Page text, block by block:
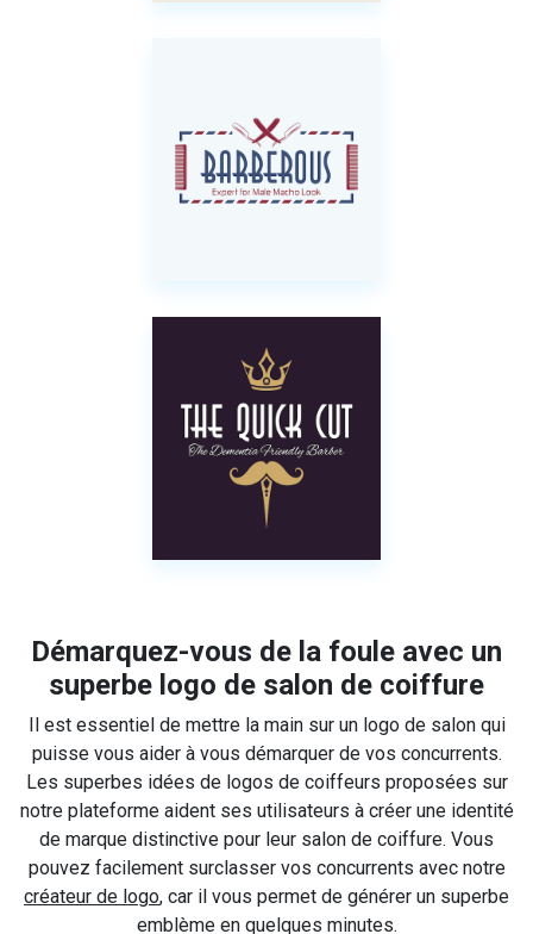
Démarquez-vous de la foule avec un
superbe logo de salon de coiffure
Il est essentiel de mettre la main sur un logo de salon qui
puisse vous aider à vous démarquer de vos concurrents.
Les superbes idées de logos de coiffeurs proposées sur
notre plateforme aident ses utilisateurs à créer une identité
de marque distinctive pour leur salon de coiffure. Vous
pouvez facilement surclasser vos concurrents avec notre
créateur de logo, car il vous permet de générer un superbe
emblème en quelques minutes.